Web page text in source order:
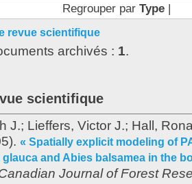
Regrouper par Type|
revue scientifique
archivés : 1.
scientifique
J.; Lieffers, Victor J.; Hall,
« Spatially explicit modeling of
and Abies balsamea in the
Journal of Forest